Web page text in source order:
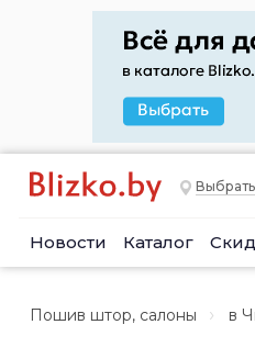
Новости Каталог
Пошив штор, салоны в